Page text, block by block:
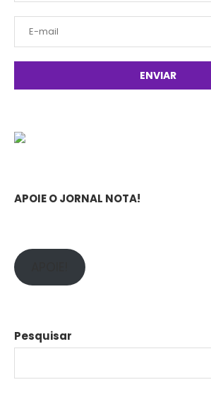
APOIE O JORNAL NOTA!
Pesquisar